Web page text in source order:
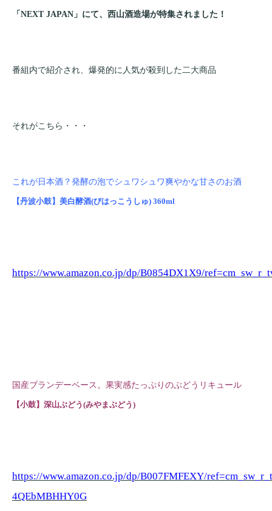
「NEXT JAPAN」にて、西山酒造場が特集されました！
番組内で紹介され、爆発的に人気が殺到した二大商品
それがこちら・・・
これが日本酒？発酵の泡でシュワシュワ爽やかな甘さのお酒
【丹波小鼓】美白酵酒(びはっこうしゅ) 360ml
https://www.amazon.co.jp/dp/B0854DX1X9/
国産ブランデーベース。果実感たっぷりのぶどうリキュール
【小鼓】深山ぶどう(みやまぶどう)
https://www.amazon.co.jp/dp/B007FMFEXY/
4QEbMBHHY0G